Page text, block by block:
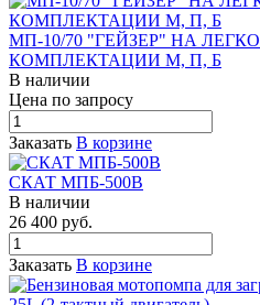
МП-10/70 "ГЕЙЗЕР" НА
КОМПЛЕКТАЦИИ М, П, Б
В наличии
Цена по запросу
Заказать В корзине
СКАТ МПБ-500В
В наличии
26 400 руб.
Заказать В корзине